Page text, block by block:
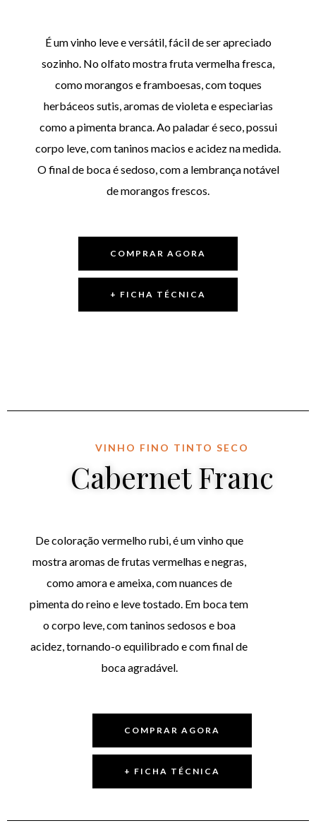
É um vinho leve e versátil, fácil de ser apreciado
sozinho. No olfato mostra fruta vermelha fresca,
como morangos e framboesas, com toques
herbáceos sutis, aromas de violeta e especiarias
como a pimenta branca. Ao paladar é seco, possui
corpo leve, com taninos macios e acidez na medida.
O final de boca é sedoso, com a lembrança notável
de morangos frescos.
COMPRAR AGORA
+ FICHA TÉCNICA
VINHO FINO TINTO SECO
Cabernet Franc
De coloração vermelho rubi, é um vinho que
mostra aromas de frutas vermelhas e negras,
como amora e ameixa, com nuances de
pimenta do reino e leve tostado. Em boca tem
o corpo leve, com taninos sedosos e boa
acidez, tornando-o equilibrado e com final de
boca agradável.
COMPRAR AGORA
+ FICHA TÉCNICA